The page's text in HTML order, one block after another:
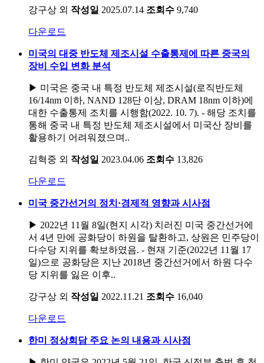
강구상 외 작성일 2025.07.14 조회수 9,740
다운로드
미국의 대중 반도체 제조시설 수출통제에 따른 중국의
장비 수입 변화 분석
▶ 미국은 중국 내 특정 반도체 제조시설(로직반도체
16/14nm 이하, NAND 128단 이상, DRAM 18nm 이하)에
대한 수출통제 조치를 시행함(2022. 10. 7). - 해당 조치를
통해 중국 내 특정 반도체 제조시설에서 미국산 장비를
활용하기 어려워졌으며..
김혁중 외 작성일 2023.04.06 조회수 13,826
다운로드
미국 중간선거의 정치·경제적 영향과 시사점
▶ 2022년 11월 8일(현지 시각) 치러진 미국 중간선거에
서 4년 만에 공화당이 하원을 탈환하고, 상원은 민주당이
다수당 지위를 확보하였음. - 현재 기준(2022년 11월 17
일)으로 공화당은 지난 2018년 중간선거에서 하원 다수
당 지위를 잃은 이후..
강구상 외 작성일 2022.11.21 조회수 16,040
다운로드
한미 정상회담 주요 논의 내용과 시사점